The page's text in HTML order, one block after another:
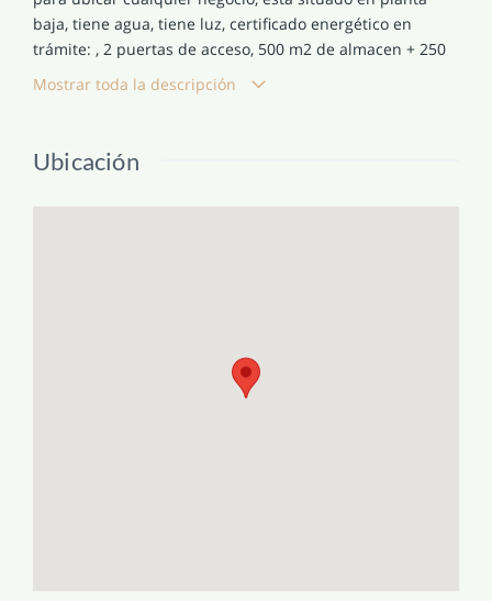
baja, tiene agua, tiene luz, certificado energético en
trámite: , 2 puertas de acceso, 500 m2 de almacen + 250
m2. de oficinas.
Mostrar toda la descripción
Ubicación